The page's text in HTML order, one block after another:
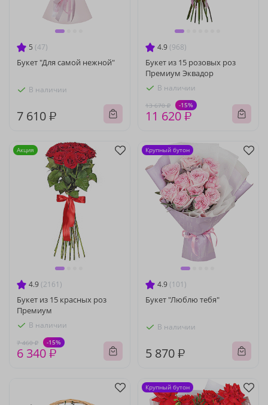
5 (47)
Букет "Для самой нежной"
В наличии
7 610 ₽
4.9 (968)
Букет из 15 розовых роз
Премиум Эквадор
В наличии
13 670 ₽ -15%
11 620 ₽
4.9 (2161)
Букет из 15 красных роз
Премиум
В наличии
7 460 ₽ -15%
6 340 ₽
Акция
4.9 (101)
Букет "Люблю тебя"
В наличии
5 870 ₽
Крупный бутон
Крупный бутон